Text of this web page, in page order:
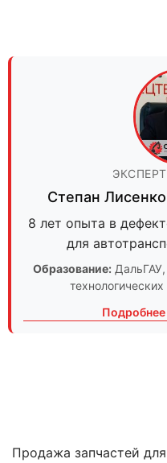
Степан
8 лет опыта в
для
Образование: ДальГАУ
Подробнее
Продажа запчастей